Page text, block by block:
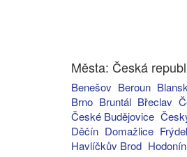
Města: Česká
Benešov Beroun
Brno Bruntál Břeclav
České Budějovice
Děčín Domažlice
Havlíčkův Brod Hodonín